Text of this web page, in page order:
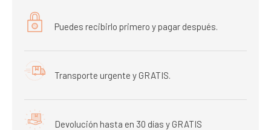
Puedes recibirlo primero y pagar después.
Transporte urgente y GRATIS.
Devolución hasta en 30 días y GRATIS